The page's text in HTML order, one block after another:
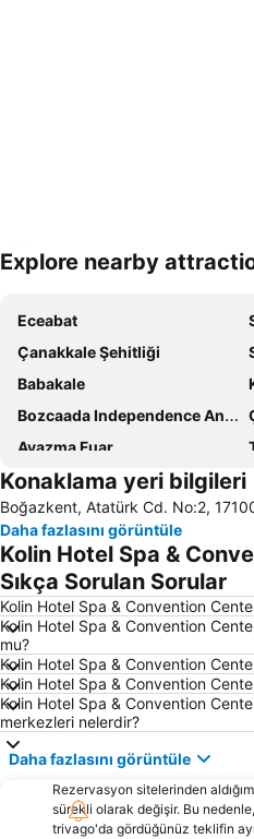
Haritayı genişlet
Explore nearby
Eceabat
Çanakkale Şehitliği
Babakale
Bozcaada Independence Anniversary Celebration
Ayazma Fuar
Anzak Koyu
Saat Kulesi
Çanakkale Port
18 Mart Stadyumu
Konaklama yeri bilgileri
Boğazkent, Atatürk Cd. No:2,
Daha fazlasını görüntüle
Kolin Hotel Spa &
Sıkça Sorulan Sorular
Kolin Hotel Spa & Convention
Kolin Hotel Spa & Convention
mu?
Kolin Hotel Spa & Convention
Kolin Hotel Spa & Convention
Kolin Hotel Spa & Convention
merkezleri nelerdir?
Daha fazlasını görüntüle
Rezervasyon sitelerinden
sürekli olarak değişir. Bu
trivago'da gördüğünüz teklifin